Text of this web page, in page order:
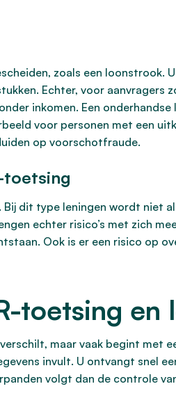
zoals een loonstrook.
Echter, voor aanvragers
inkomen. Een
voor personen met een
op voorschotfraude.
toetsing
dit type leningen wordt niet
echter risico’s met zich
Ook is er een risico op
toetsing en
maar vaak begint met
invult. U ontvangt snel
volgt dan de controle